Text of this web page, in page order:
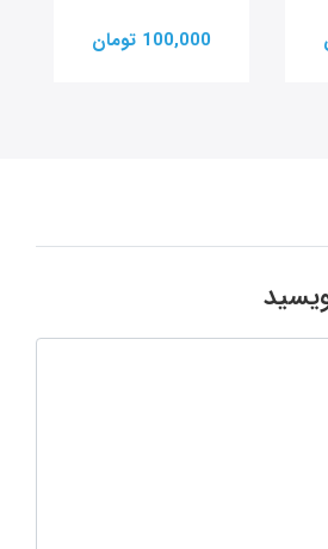
100,000 تومان